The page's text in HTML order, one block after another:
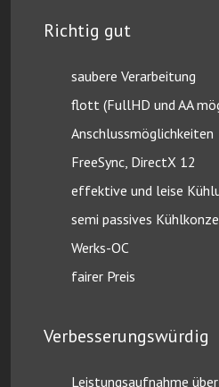
Richtig gut
saubere Verarbeitung
flott (FullHD und AA
Anschlussmöglichkeiten
FreeSync, DirectX 12
effektive und leise
semi passives
Werks-OC
fairer Preis
Verbesserungswürdig
Leistungsaufnahme